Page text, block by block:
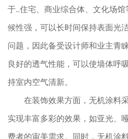
于..住宅、商业综合体、文化场
候性强，可以长时间保持表面光
问题，因此备受设计师和业主青
良好的透气性能，可以使墙体呼
持室内空气清新。
在装饰效果方面，无机涂料
实现丰富多彩的效果，如亚光、
费者的审美需求。同时，无机涂